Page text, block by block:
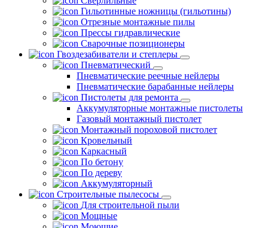
Гильотинные ножницы (гильотины)
Отрезные монтажные пилы
Прессы гидравлические
Сварочные позиционеры
Гвоздезабиватели и степлеры
Пневматический
Пневматические реечные нейлеры
Пневматические барабанные нейлеры
Пистолеты для ремонта
Аккумуляторные монтажные пистолеты
Газовый монтажный пистолет
Монтажный пороховой пистолет
Кровельный
Каркасный
По бетону
По дереву
Аккумуляторный
Строительные пылесосы
Для строительной пыли
Мощные